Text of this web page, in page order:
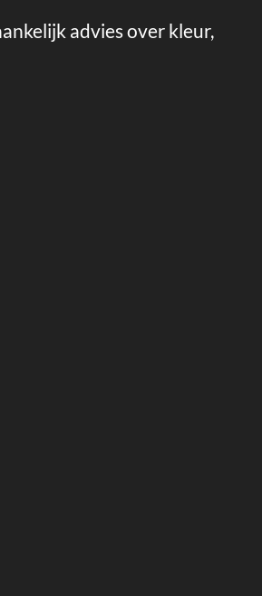
advies over kleur,